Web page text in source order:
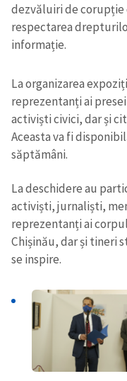
dezvăluiri de corupție
respectarea
informație.
La organizarea
reprezentanți ai
activiști civici, dar și
Aceasta va fi
săptămâni.
La deschidere au
activiști, jurnaliști,
reprezentanți ai
Chișinău, dar și tineri
se inspire.